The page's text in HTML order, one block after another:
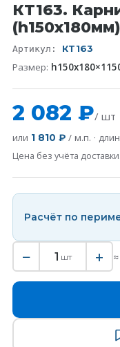
КT163.
(h150x180мм)
Артикул: КT163
Размер:
2 082 ₽/ шт
или 1 810 ₽ / м.п. ·
Цена без учёта
Расчёт по
− 1 шт + ≈